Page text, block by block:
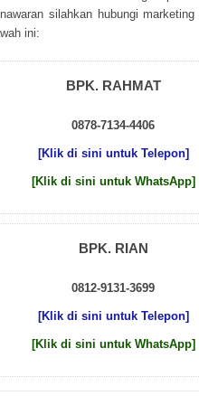
sіlаhkаn hubungі mаrkеtіng
іnі:
BPK. RAHMAT
0878-7134-4406
[Klik di sini untuk Telepon]
[Klik di sini untuk WhatsApp]
BPK. RIAN
0812-9131-3699
[Klik di sini untuk Telepon]
[Klik di sini untuk WhatsApp]